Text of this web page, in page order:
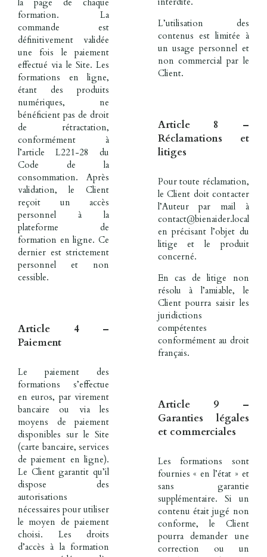
la page de chaque
formation. La
commande est
définitivement validée
une fois le paiement
effectué via le Site. Les
formations en ligne,
étant des produits
numériques, ne
bénéficient pas de droit
de rétractation,
conformément à
l’article L221-28 du
Code de la
consommation. Après
validation, le Client
reçoit un accès
personnel à la
plateforme de
formation en ligne. Ce
dernier est strictement
personnel et non
cessible.
Article 4 –
Paiement
Le paiement des
formations s’effectue
en euros, par virement
bancaire ou via les
moyens de paiement
disponibles sur le Site
(carte bancaire, services
de paiement en ligne).
Le Client garantit qu’il
dispose des
autorisations
nécessaires pour utiliser
le moyen de paiement
choisi. Les droits
d’accès à la formation
L’utilisation des
contenus est limitée à
un usage personnel et
non commercial par le
Client.
Article 8 –
Réclamations et
litiges
Pour toute réclamation,
le Client doit contacter
l’Auteur par mail à
contact@bienaider.local
en précisant l’objet du
litige et le produit
concerné.
En cas de litige non
résolu à l’amiable, le
Client pourra saisir les
juridictions
compétentes
conformément au droit
français.
Article 9 –
Garanties légales
et commerciales
Les formations sont
fournies « en l’état » et
sans garantie
supplémentaire. Si un
contenu était jugé non
conforme, le Client
pourra demander une
correction ou un